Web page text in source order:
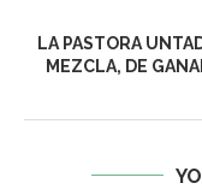
LA PASTORA
MEZCLA, DE